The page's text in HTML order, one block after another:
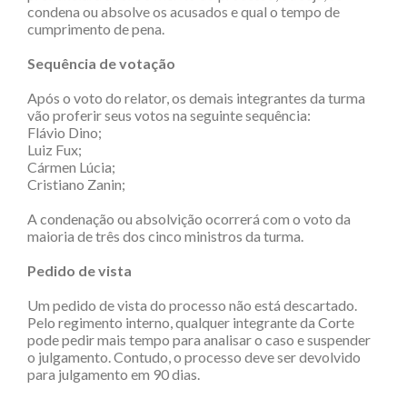
condena ou absolve os acusados e qual o tempo de
cumprimento de pena.
Sequência de votação
Após o voto do relator, os demais integrantes da turma
vão proferir seus votos na seguinte sequência:
Flávio Dino;
Luiz Fux;
Cármen Lúcia;
Cristiano Zanin;
A condenação ou absolvição ocorrerá com o voto da
maioria de três dos cinco ministros da turma.
Pedido de vista
Um pedido de vista do processo não está descartado.
Pelo regimento interno, qualquer integrante da Corte
pode pedir mais tempo para analisar o caso e suspender
o julgamento. Contudo, o processo deve ser devolvido
para julgamento em 90 dias.